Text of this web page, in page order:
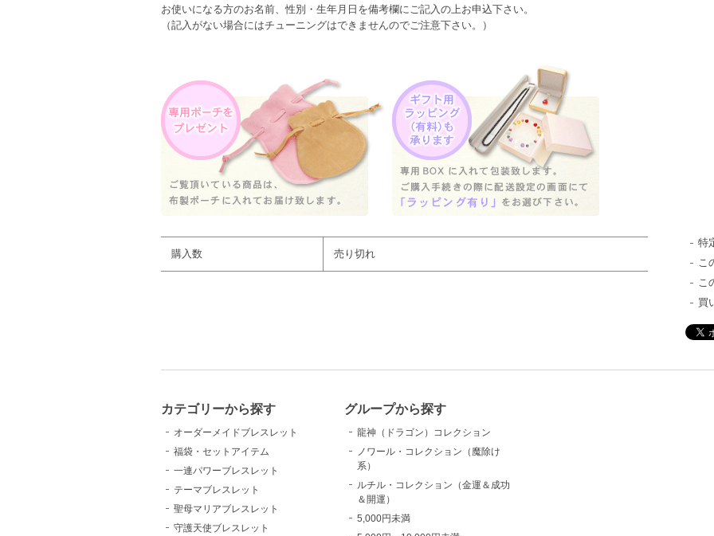
お使いになる方のお名前、性別・生年月日を備考欄にご記入の上お申込下さい。
（記入がない場合にはチューニングはできませんのでご注意下さい。）
購入数 売り切れ
特
こ
こ
買
カテゴリーから探す
オーダーメイドブレスレット
福袋・セットアイテム
一連パワーブレスレット
テーマブレスレット
聖母マリアブレスレット
守護天使ブレスレット
グループから探す
龍神（ドラゴン）コレクション
ノワール・コレクション（魔除け
系）
ルチル・コレクション（金運＆成功
＆開運）
5,000円未満